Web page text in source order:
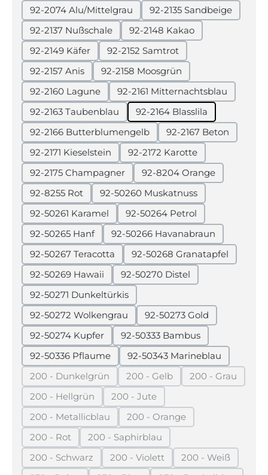
92-2074 Alu/Mittelgrau
92-2135 Sandbeige
92-2137 Nußschale
92-2148 Kakao
92-2149 Käfer
92-2152 Samtrot
92-2157 Anis
92-2158 Moosgrün
92-2160 Lagune
92-2161 Mitternachtsblau
92-2163 Taubenblau
92-2164 Blasslila
92-2166 Butterblumengelb
92-2167 Beton
92-2171 Kieselstein
92-2172 Karotte
92-2175 Champagner
92-8204 Orange
92-8255 Rot
92-50260 Muskatnuss
92-50261 Karamel
92-50264 Petrol
92-50265 Hanf
92-50266 Havanabraun
92-50267 Teracotta
92-50268 Granatapfel
92-50269 Hawaii
92-50270 Distel
92-50271 Dunkeltürkis
92-50272 Wolkengrau
92-50273 Gold
92-50274 Kupfer
92-50333 Bambus
92-50336 Pflaume
92-50343 Marineblau
200 - Dunkelgrün
(Diese Option ist zurzeit nicht verfügbar.)
200 - Gelb
(Diese Option ist zurzeit nicht
200 - Grau
(Diese
200 - Hellgrün
(Diese Option ist zurzeit nicht verfügbar.)
200 - Jute
(Diese Option ist zurzeit nicht
200 - Metallicblau
(Diese Option ist zurzeit nicht verfügbar.)
200 - Orange
(Diese Option ist zurzeit
200 - Rot
(Diese Option ist zurzeit nicht verfügbar.)
200 - Saphirblau
(Diese Option ist zurzeit nicht
200 - Schwarz
(Diese Option ist zurzeit nicht verfügbar.)
200 - Violett
(Diese Option ist zurzeit nicht
200 - Weiß
(Diese Option